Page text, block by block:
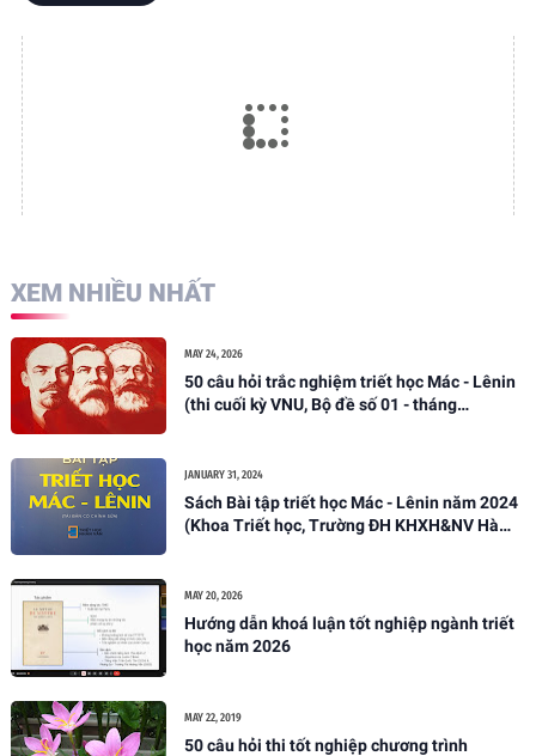
XEM NHIỀU NHẤT
MAY 24, 2026
50 câu hỏi trắc nghiệm triết học Mác - Lênin
(thi cuối kỳ VNU, Bộ đề số 01 - tháng
JANUARY 31, 2024
Sách Bài tập triết học Mác - Lênin năm 2024
(Khoa Triết học, Trường ĐH KHXH&NV Hà
MAY 20, 2026
Hướng dẫn khoá luận tốt nghiệp ngành triết
học năm 2026
MAY 22, 2019
50 câu hỏi thi tốt nghiệp chương trình